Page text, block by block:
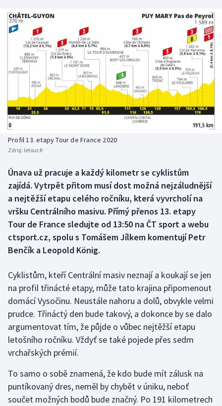
Baseball a softbal
Basketbal
Biatlon
Boby a skeleton
Box
Curling
Florbal
Futsal
Gymnastika
Házená
Jezdectví
Judo
Krasobruslení
Lezení
Lyže a snowboard
Soutěže
Historické návraty
Aplikace ČT sport
AZ kvíz
Profil 13. etapy Tour de France 2020
Zdroj: letour.fr
Únava už pracuje a každý kilometr se cyklistům
zajídá. Vytrpět přitom musí dost možná nejzáludnější
a nejtěžší etapu celého ročníku, která vyvrcholí na
vršku Centrálního masivu. Přímý přenos 13. etapy
Tour de France sledujte od 13:50 na ČT sport a webu
ctsport.cz, spolu s Tomášem Jílkem komentují Petr
Benčík a Leopold König.
Cyklistům, kteří Centrální masiv neznají a koukají se jen
na profil třinácté etapy, může tato krajina připomenout
domácí Vysočinu. Neustále nahoru a dolů, obvykle velmi
prudce. Třináctý den bude takový, a dokonce by se dalo
argumentovat tím, že půjde o vůbec nejtěžší etapu
letošního ročníku. Vždyť se také pojede přes sedm
vrchařských prémií.
To samo o sobě znamená, že kdo bude mít zálusk na
puntíkovaný dres, neměl by chybět v úniku, neboť
součet možných bodů bude značný. Po 191 kilometrech